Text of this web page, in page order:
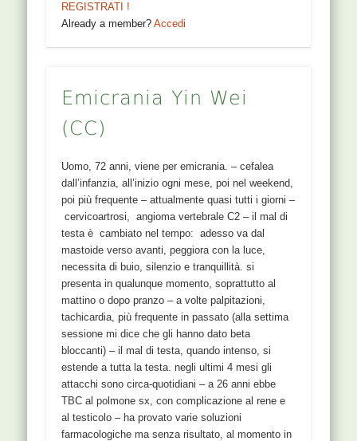
REGISTRATI !
Already a member?Accedi
Emicrania Yin Wei
(CC)
Uomo, 72 anni, viene per emicrania. – cefalea
dall’infanzia, all’inizio ogni mese, poi nel weekend,
poi più frequente – attualmente quasi tutti i giorni –
cervicoartrosi, angioma vertebrale C2 – il mal di
testa è cambiato nel tempo: adesso va dal
mastoide verso avanti, peggiora con la luce,
necessita di buio, silenzio e tranquillità. si
presenta in qualunque momento, soprattutto al
mattino o dopo pranzo – a volte palpitazioni,
tachicardia, più frequente in passato (alla settima
sessione mi dice che gli hanno dato beta
bloccanti) – il mal di testa, quando intenso, si
estende a tutta la testa. negli ultimi 4 mesi gli
attacchi sono circa-quotidiani – a 26 anni ebbe
TBC al polmone sx, con complicazione al rene e
al testicolo – ha provato varie soluzioni
farmacologiche ma senza risultato, al momento in